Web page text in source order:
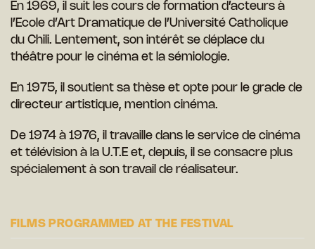
En 1969, il suit les cours de formation d’acteurs à
l’Ecole d’Art Dramatique de l’Université Catholique
du Chili. Lentement, son intérêt se déplace du
théâtre pour le cinéma et la sémiologie.
En 1975, il soutient sa thèse et opte pour le grade de
directeur artistique, mention cinéma.
De 1974 à 1976, il travaille dans le service de cinéma
et télévision à la U.T.E et, depuis, il se consacre plus
spécialement à son travail de réalisateur.
FILMS PROGRAMMED AT THE FESTIVAL